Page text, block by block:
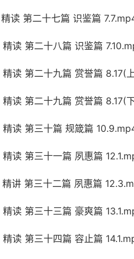
精读 第二十七篇 识鉴篇
精读 第二十八篇 识鉴篇
精读 第二十九篇 赏誉篇 8.17(
精读 第二十九篇 赏誉篇 8.17(
精读 第三十篇 规箴篇
精读 第三十一篇 夙惠篇
精讲 第三十二篇 夙惠篇
精读 第三十三篇 豪爽篇
精读 第三十四篇 容止篇